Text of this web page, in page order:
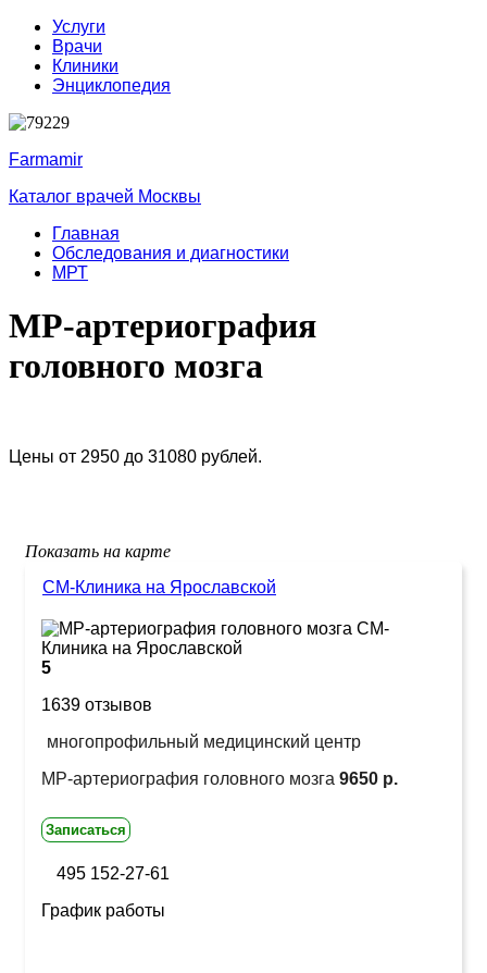
Услуги
Врачи
Клиники
Энциклопедия
Farmamir
Каталог врачей Москвы
Главная
Обследования и диагностики
МРТ
МР-артериография
головного мозга
Цены от 2950 до 31080 рублей.
Показать на карте
СМ-Клиника на Ярославской
5
1639 отзывов
многопрофильный медицинский центр
МР-артериография головного мозга 9650 р.
Записаться
495 152-27-61
График работы